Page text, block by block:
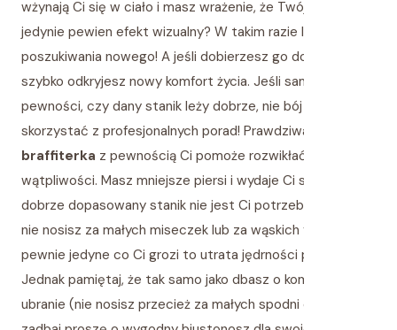
wżynają Ci się w ciało i masz wrażenie, że Twój stanik daje
jedynie pewien efekt wizualny? W takim razie leć na
poszukiwania nowego! A jeśli dobierzesz go dobrze to
szybko odkryjesz nowy komfort życia. Jeśli sama nie masz
pewności, czy dany stanik leży dobrze, nie bój się
skorzystać z profesjonalnych porad! Prawdziwa
braffiterka z pewnością Ci pomoże rozwikłać wszelkie
wątpliwości. Masz mniejsze piersi i wydaje Ci się, że
dobrze dopasowany stanik nie jest Ci potrzebny? O ile
nie nosisz za małych miseczek lub za wąskich fiszbin to
pewnie jedyne co Ci grozi to utrata jędrności piersi.
Jednak pamiętaj, że tak samo jako dbasz o komfortowe
ubranie (nie nosisz przecież za małych spodni czy butów)